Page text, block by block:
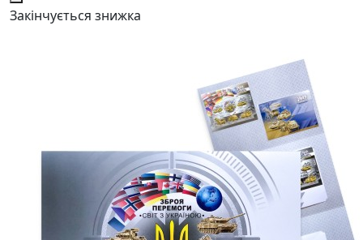
Закінчується знижка